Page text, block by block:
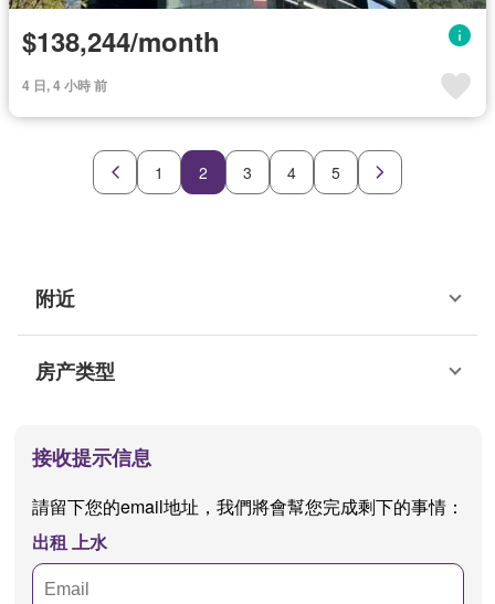
$138,244/month
4 日, 4 小時 前
1 2 3 4 5
附近
房产类型
接收提示信息
請留下您的email地址，我們將會幫您完成剩下的事情：
出租 上水